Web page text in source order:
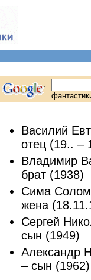
Василий
отец (19.. –
Владимир
брат (1938)
Сима
жена
Сергей
сын (1949)
Александр
– сын (1962)